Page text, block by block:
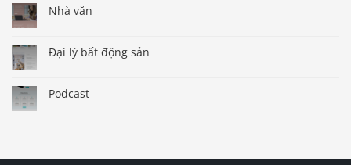
Nhà văn
Đại lý bất động sản
Podcast